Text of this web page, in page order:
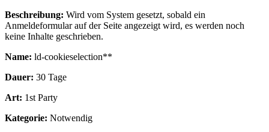
Beschreibung: Wird vom System gesetzt, sobald ein
Anmeldeformular auf der Seite angezeigt wird, es werden noch
keine Inhalte geschrieben.
Name: ld-cookieselection**
Dauer: 30 Tage
Art: 1st Party
Kategorie: Notwendig